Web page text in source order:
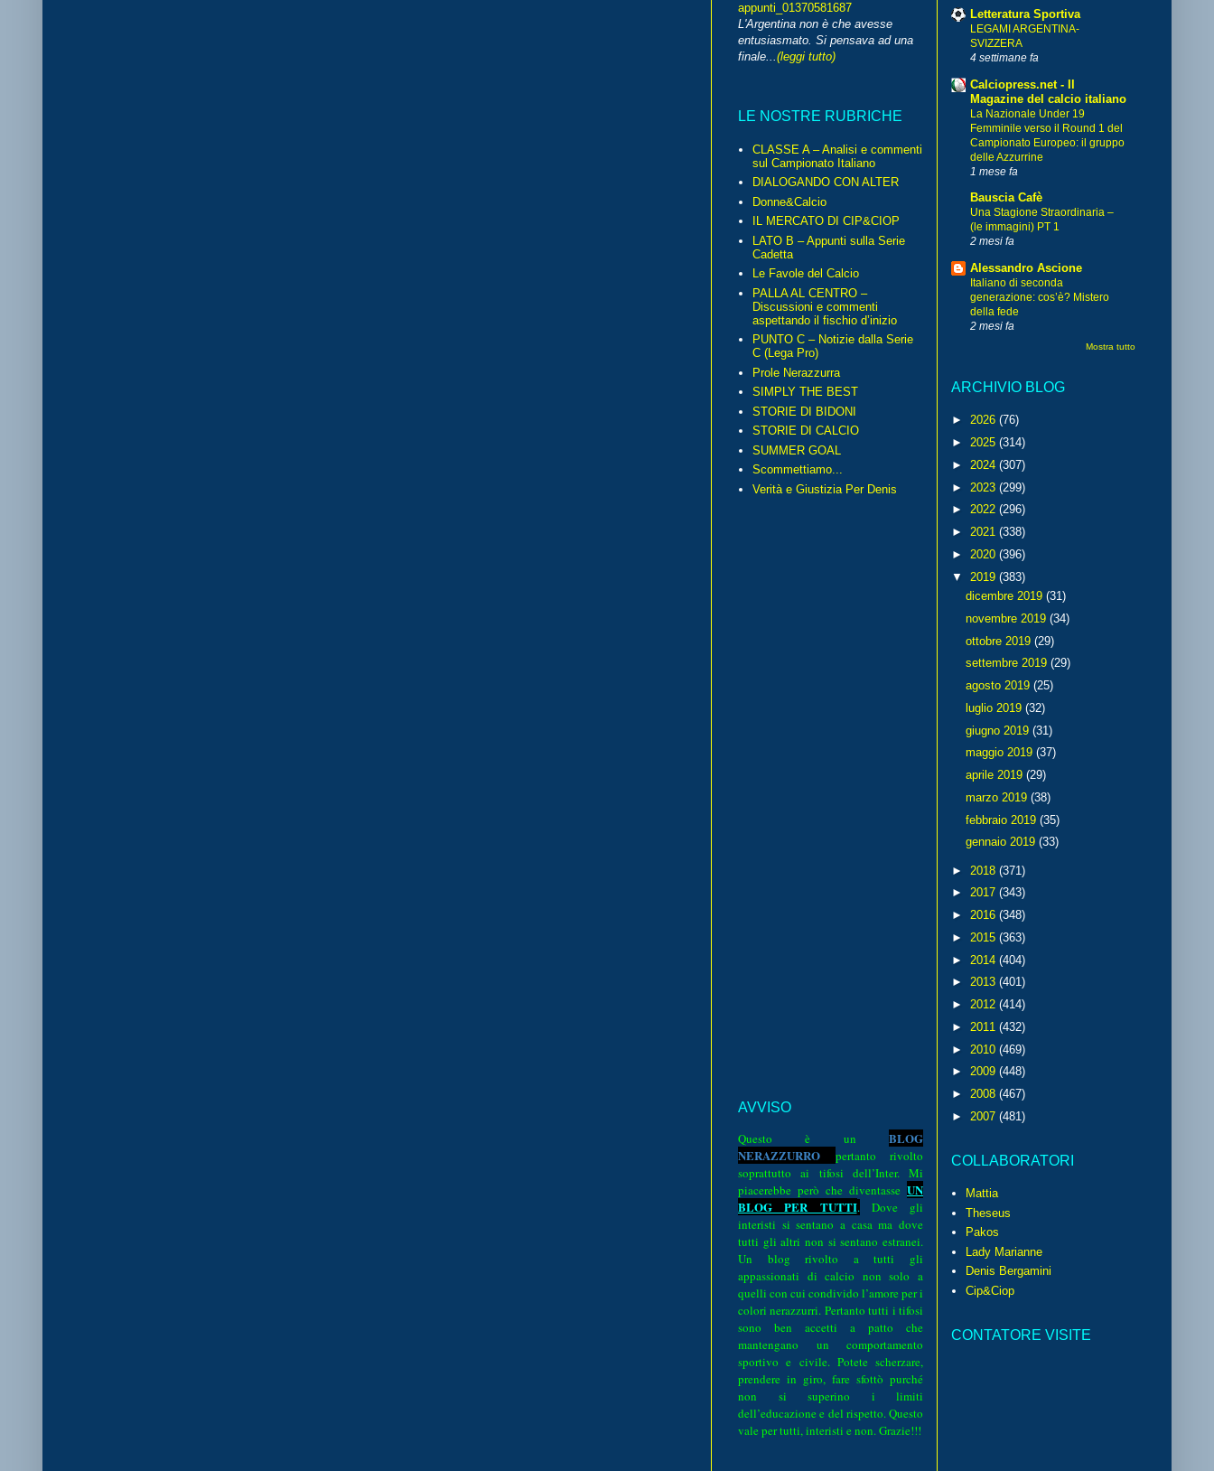
appunti_01370581687
L'Argentina non è che avesse
entusiasmato. Si pensava ad una
finale...(leggi tutto)
LE NOSTRE RUBRICHE
CLASSE A – Analisi e commenti
sul Campionato Italiano
DIALOGANDO CON ALTER
Donne&Calcio
IL MERCATO DI CIP&CIOP
LATO B – Appunti sulla Serie
Cadetta
Le Favole del Calcio
PALLA AL CENTRO –
Discussioni e commenti
aspettando il fischio d’inizio
PUNTO C – Notizie dalla Serie
C (Lega Pro)
Prole Nerazzurra
SIMPLY THE BEST
STORIE DI BIDONI
STORIE DI CALCIO
SUMMER GOAL
Scommettiamo...
Verità e Giustizia Per Denis
AVVISO
Questo è un BLOG
NERAZZURRO pertanto rivolto
soprattutto ai tifosi dell’Inter. Mi
piacerebbe però che diventasse UN
BLOG PER TUTTI.
Dove gli
interisti si sentano a casa ma dove
tutti gli altri non si sentano estranei.
Un blog rivolto a tutti gli
appassionati di calcio non solo a
quelli con cui condivido l’amore per i
colori nerazzurri. Pertanto tutti i tifosi
sono ben accetti a patto che
mantengano un comportamento
sportivo e civile. Potete scherzare,
prendere in giro, fare sfottò purché
non si superino i limiti
dell’educazione e del rispetto. Questo
vale per tutti, interisti e non. Grazie!!!
Letteratura Sportiva
LEGAMI ARGENTINA-
SVIZZERA
4 settimane fa
Calciopress.net - Il
Magazine del calcio italiano
La Nazionale Under 19
Femminile verso il Round 1 del
Campionato Europeo: il gruppo
delle Azzurrine
1 mese fa
Bauscia Cafè
Una Stagione Straordinaria –
(le immagini) PT 1
2 mesi fa
Alessandro Ascione
Italiano di seconda
generazione: cos’è? Mistero
della fede
2 mesi fa
Mostra tutto
ARCHIVIO BLOG
► 2026 (76)
► 2025 (314)
► 2024 (307)
► 2023 (299)
► 2022 (296)
► 2021 (338)
► 2020 (396)
▼ 2019 (383)
dicembre 2019 (31)
novembre 2019 (34)
ottobre 2019 (29)
settembre 2019 (29)
agosto 2019 (25)
luglio 2019 (32)
giugno 2019 (31)
maggio 2019 (37)
aprile 2019 (29)
marzo 2019 (38)
febbraio 2019 (35)
gennaio 2019 (33)
► 2018 (371)
► 2017 (343)
► 2016 (348)
► 2015 (363)
► 2014 (404)
► 2013 (401)
► 2012 (414)
► 2011 (432)
► 2010 (469)
► 2009 (448)
► 2008 (467)
► 2007 (481)
COLLABORATORI
Mattia
Theseus
Pakos
Lady Marianne
Denis Bergamini
Cip&Ciop
CONTATORE VISITE